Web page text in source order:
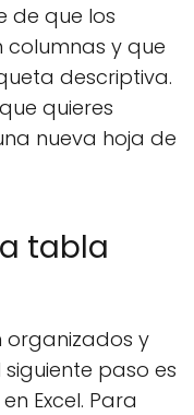
de que los
y que
descriptiva.
quieres
nueva hoja de
tabla
organizados y
paso es
Excel. Para